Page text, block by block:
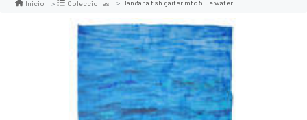
Inicio Colecciones Bandana fish gaiter mfc blue water